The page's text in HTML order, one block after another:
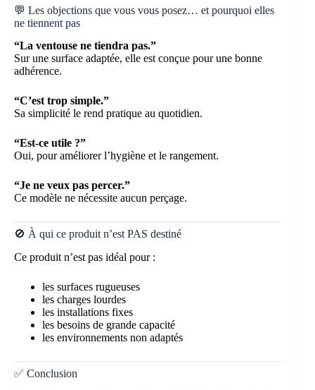
💬 Les objections que vous vous posez… et pourquoi elles
ne tiennent pas
“La ventouse ne tiendra pas.”
Sur une surface adaptée, elle est conçue pour une bonne
adhérence.
“C’est trop simple.”
Sa simplicité le rend pratique au quotidien.
“Est-ce utile ?”
Oui, pour améliorer l’hygiène et le rangement.
“Je ne veux pas percer.”
Ce modèle ne nécessite aucun perçage.
🚫 À qui ce produit n’est PAS destiné
Ce produit n’est pas idéal pour :
les surfaces rugueuses
les charges lourdes
les installations fixes
les besoins de grande capacité
les environnements non adaptés
✅ Conclusion